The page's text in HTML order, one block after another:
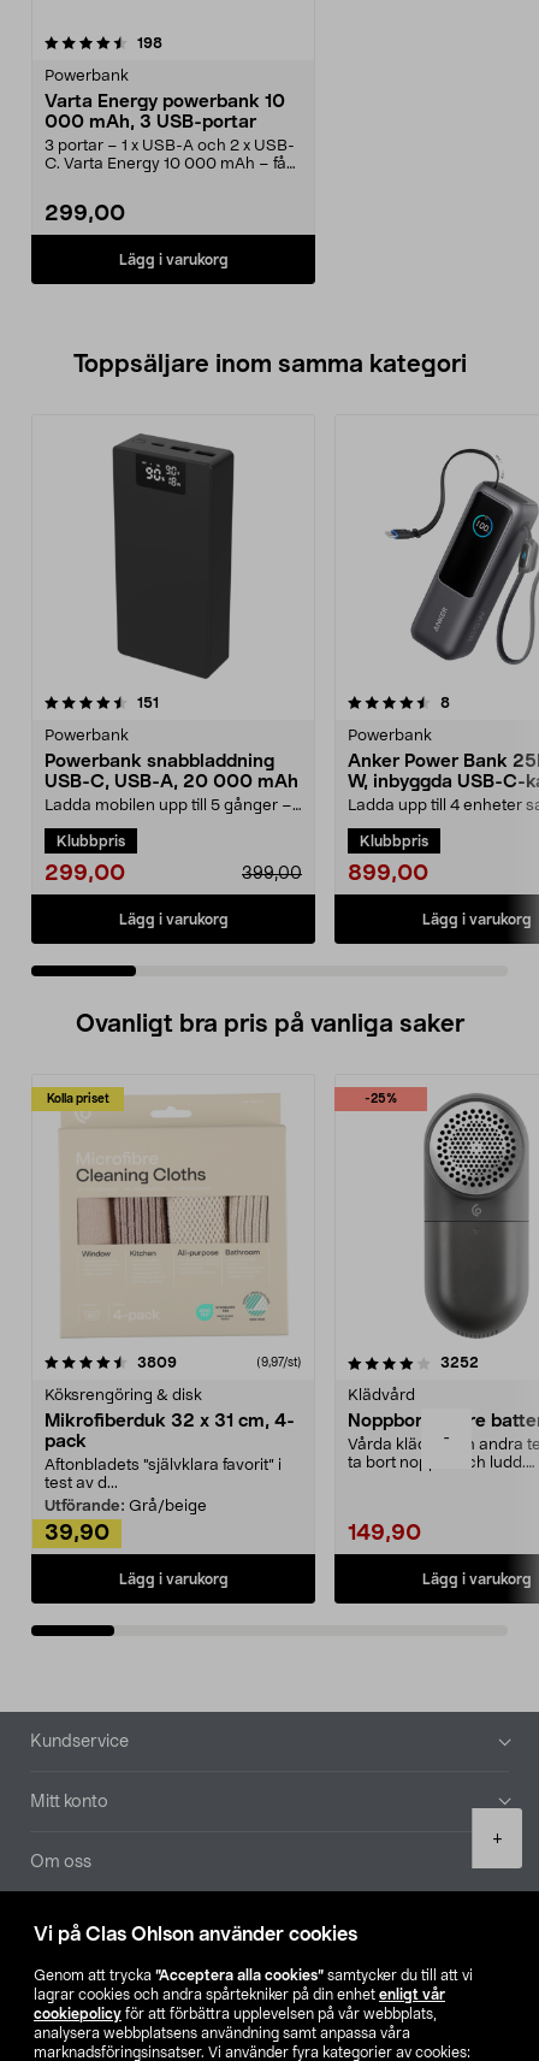
Vi på Clas Ohlson använder cookies
Genom att trycka ”Acceptera alla cookies” samtycker du till att vi
lagrar cookies och andra spårtekniker på din enhet enligt vår
cookiepolicy för att förbättra upplevelsen på vår webbplats,
analysera webbplatsens användning samt anpassa våra
marknadsföringsinsatser. Vi använder fyra kategorier av cookies:
-
+
198recensioner
Powerbank
Varta Energy powerbank 10
000 mAh, 3 USB-portar
3 portar – 1 x USB-A och 2 x USB-
C. Varta Energy 10 000 mAh – få
299,00
Lägg i varukorg
Toppsäljare inom samma kategori
151
Powerbank
Powerbank snabbladdning
USB-C, USB-A, 20 000 mAh
Ladda mobilen upp till 5 gånger –
powerbank – 20...
Klubbpris
299,00 399,00
Lägg i varukorg
4.5 av 5 stjärnor 8recensioner
Powerbank
Anker Power Bank
W, inbyggda USB-C-
Ladda upp till 4 enheter
25 000 mAh powe...
Klubbpris
899,00
Lägg i varukorg
3.5 av 5 stjärnor
Ovanligt bra pris på vanliga saker
Kolla priset
3809recensioner (9,97/st)
Köksrengöring & disk
Mikrofiberduk 32 x 31 cm, 4-
pack
Aftonbladets "självklara favorit” i
test av d...
Utförande: Grå/beige
39,90
Lägg i varukorg
-25%
4.0av 5 stjärnor 3252
Klädvård
Noppborttagare
Vårda kläder och andra
ta bort noppor och ludd.
149,90
Lägg i varukorg
4.5av 5 stjärnor
Sidfot
Kundservice
Mitt konto
Om oss
Aktuellt
Våra bolag
Hitta butik